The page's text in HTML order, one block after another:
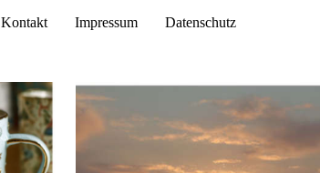
Kontakt Impressum Datenschutz